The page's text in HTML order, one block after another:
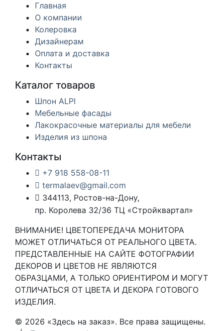
Главная
О компании
Колеровка
Дизайнерам
Оплата и доставка
Контакты
Каталог товаров
Шпон ALPI
Мебельные фасады
Лакокрасочные материалы для мебели
Изделия из шпона
Контакты
+7 918 558-08-11
termalaev@gmail.com
344113, Ростов-на-Дону,
пр. Королева 32/36 ТЦ «Стройквартал»
ВНИМАНИЕ! ЦВЕТОПЕРЕДАЧА МОНИТОРА
МОЖЕТ ОТЛИЧАТЬСЯ ОТ РЕАЛЬНОГО ЦВЕТА.
ПРЕДСТАВЛЕННЫЕ НА САЙТЕ ФОТОГРАФИИ
ДЕКОРОВ И ЦВЕТОВ НЕ ЯВЛЯЮТСЯ
ОБРАЗЦАМИ, А ТОЛЬКО ОРИЕНТИРОМ И МОГУТ
ОТЛИЧАТЬСЯ ОТ ЦВЕТА И ДЕКОРА ГОТОВОГО
ИЗДЕЛИЯ.
© 2026 «Здесь на заказ». Все права защищены.